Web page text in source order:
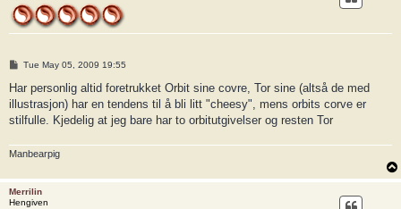
P
s
Tue May 05, 2009 19:55
Har personlig altid foretrukket Orbit sine covre, Tor sine (altså de med
illustrasjon) har en tendens til å bli litt "cheesy", mens orbits corve er
stilfulle. Kjedelig at jeg bare har to orbitutgivelser og resten Tor
Manbearpig
Merrilin
Hengiven